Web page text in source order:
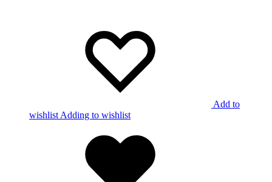
Add to
wishlist Adding to wishlist